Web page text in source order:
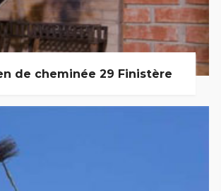
de cheminée 29 Finistère